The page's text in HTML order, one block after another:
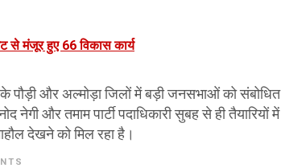
से मंजूर हुए 66 विकास कार्य
पौड़ी और अल्मोड़ा जिलों में बड़ी जनसभाओं को संबोधित
और तमाम पार्टी पदाधिकारी सुबह से ही तैयारियों में
देखने को मिल रहा है।